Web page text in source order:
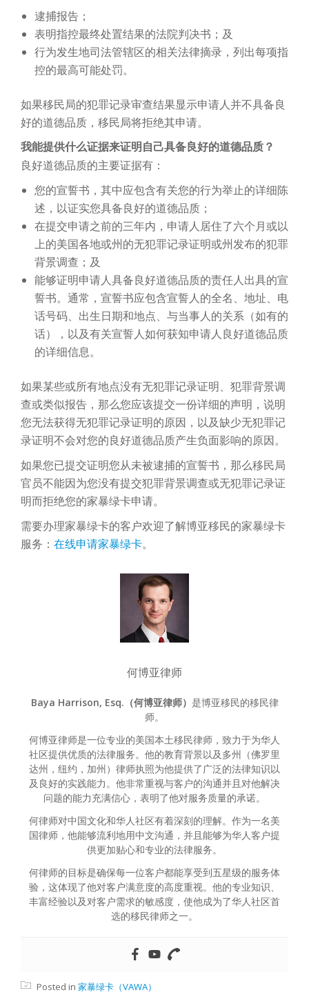
逮捕报告；
表明指控最终处置结果的法院判决书；及
行为发生地司法管辖区的相关法律摘录，列出每项指
控的最高可能处罚。
如果移民局的犯罪记录审查结果显示申请人并不具备良
好的道德品质，移民局将拒绝其申请。
我能提供什么证据来证明自己具备良好的道德品质？
良好道德品质的主要证据有：
您的宣誓书，其中应包含有关您的行为举止的详细陈
述，以证实您具备良好的道德品质；
在提交申请之前的三年内，申请人居住了六个月或以
上的美国各地或州的无犯罪记录证明或州发布的犯罪
背景调查；及
能够证明申请人具备良好道德品质的责任人出具的宣
誓书。通常，宣誓书应包含宣誓人的全名、地址、电
话号码、出生日期和地点、与当事人的关系（如有的
话），以及有关宣誓人如何获知申请人良好道德品质
的详细信息。
如果某些或所有地点没有无犯罪记录证明、犯罪背景调
查或类似报告，那么您应该提交一份详细的声明，说明
您无法获得无犯罪记录证明的原因，以及缺少无犯罪记
录证明不会对您的良好道德品质产生负面影响的原因。
如果您已提交证明您从未被逮捕的宣誓书，那么移民局
官员不能因为您没有提交犯罪背景调查或无犯罪记录证
明而拒绝您的家暴绿卡申请。
需要办理家暴绿卡的客户欢迎了解博亚移民的家暴绿卡
服务： 在线申请家暴绿卡。
何博亚律师
Baya Harrison, Esq.（何博亚律师） 是博亚移民的移民律
师。
何博亚律师是一位专业的美国本土移民律师，致力于为华人
社区提供优质的法律服务。他的教育背景以及多州（佛罗里
达州，纽约，加州）律师执照为他提供了广泛的法律知识以
及良好的实践能力。他非常重视与客户的沟通并且对他解决
问题的能力充满信心，表明了他对服务质量的承诺。
何律师对中国文化和华人社区有着深刻的理解。作为一名美
国律师，他能够流利地用中文沟通，并且能够为华人客户提
供更加贴心和专业的法律服务。
何律师的目标是确保每一位客户都能享受到五星级的服务体
验，这体现了他对客户满意度的高度重视。他的专业知识、
丰富经验以及对客户需求的敏感度，使他成为了华人社区首
选的移民律师之一。
Posted in 家暴绿卡（VAWA）